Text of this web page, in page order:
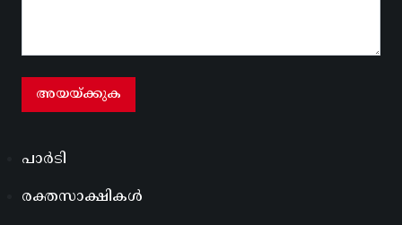
പാർടി
രക്തസാക്ഷികൾ